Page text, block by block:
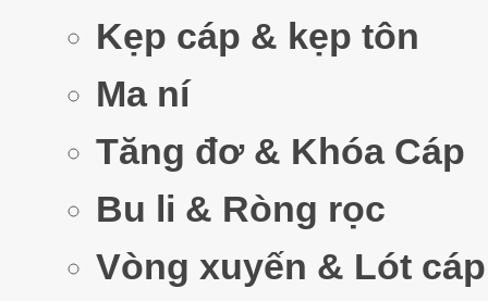
Kẹp cáp & kẹp tôn
Ma ní
Tăng đơ & Khóa Cáp
Bu li & Ròng rọc
Vòng xuyến & Lót cáp